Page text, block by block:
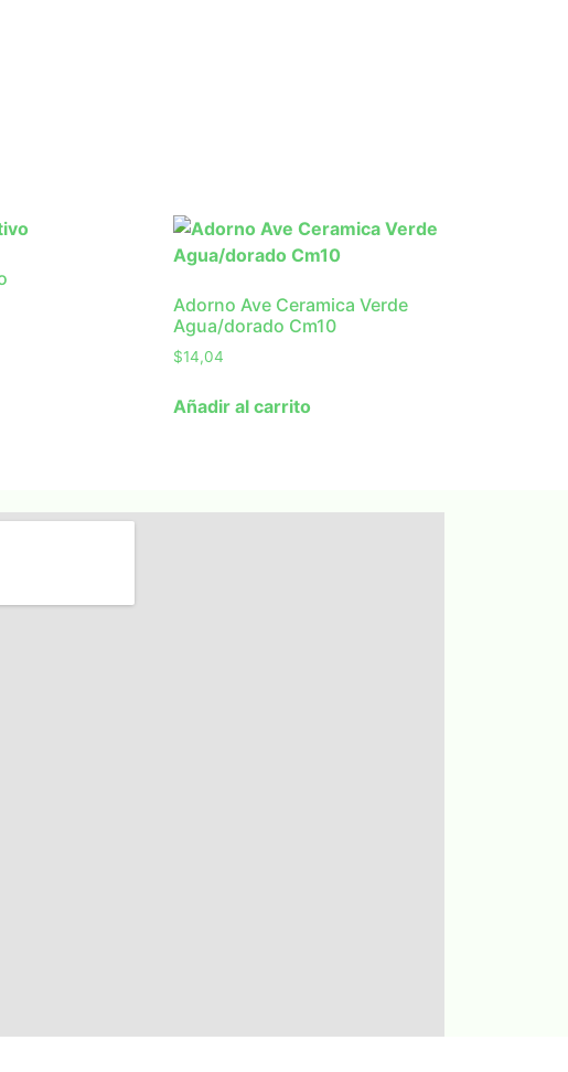
Adorno Ave Ceramica Verde
Agua/dorado Cm10
$14,04
Añadir al carrito